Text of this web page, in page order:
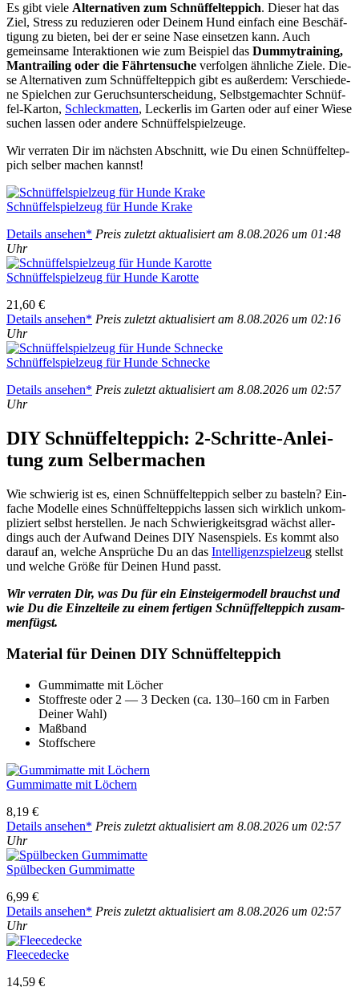
Es gibt vie­le Alter­na­ti­ven zum Schnüf­fel­tep­pich. Die­ser hat das
Ziel, Stress zu redu­zie­ren oder Dei­nem Hund ein­fach eine Beschäf­
ti­gung zu bie­ten, bei der er sei­ne Nase ein­set­zen kann. Auch
gemein­sa­me Inter­ak­tio­nen wie zum Bei­spiel das Dum­my­trai­ning,
Man­trai­ling oder die Fähr­ten­su­che ver­fol­gen ähn­li­che Zie­le. Die­
se Alter­na­ti­ven zum Schnüf­fel­tep­pich gibt es außer­dem: Ver­schie­de­
ne Spiel­chen zur Geruchs­un­ter­schei­dung, Selbst­ge­mach­ter Schnüf­
fel-Kar­ton, Schleck­mat­ten, Lecker­lis im Gar­ten oder auf einer Wie­se
suchen las­sen oder ande­re Schnüf­fel­spiel­zeu­ge.
Wir ver­ra­ten Dir im nächs­ten Abschnitt, wie Du einen Schnüf­fel­tep­
pich sel­ber machen kannst!
Schnüf­fel­spiel­zeug für Hun­de Kra­ke
Details anse­hen* Preis zuletzt aktua­li­siert am 8.08.2026 um 01:48
Uhr
Schnüf­fel­spiel­zeug für Hun­de Karot­te
21,60 €
Details anse­hen* Preis zuletzt aktua­li­siert am 8.08.2026 um 02:16
Uhr
Schnüf­fel­spiel­zeug für Hun­de Schne­cke
Details anse­hen* Preis zuletzt aktua­li­siert am 8.08.2026 um 02:57
Uhr
DIY Schnüf­fel­tep­pich: 2‑Schrit­te-Anlei­
tung zum Sel­ber­ma­chen
Wie schwie­rig ist es, einen Schnüf­fel­tep­pich sel­ber zu bas­teln? Ein­
fa­che Model­le eines Schnüf­fel­tep­pichs las­sen sich wirk­lich unkom­
pli­ziert selbst her­stel­len. Je nach Schwie­rig­keits­grad wächst aller­
dings auch der Auf­wand Dei­nes DIY Nasen­spiels. Es kommt also
dar­auf an, wel­che Ansprü­che Du an das Intel­li­genz­spiel­zeug stellst
und wel­che Grö­ße für Dei­nen Hund passt.
Wir ver­ra­ten Dir, was Du für ein Ein­stei­ger­mo­dell brauchst und
wie Du die Ein­zel­tei­le zu einem fer­ti­gen Schnüf­fel­tep­pich zusam­
men­fügst.
Mate­ri­al für Dei­nen DIY Schnüf­fel­tep­pich
Gum­mi­mat­te mit Löcher
Stoff­res­te oder 2 — 3 Decken (ca. 130–160 cm in Far­ben
Dei­ner Wahl)
Maß­band
Stoff­sche­re
Gum­mi­mat­te mit Löchern
8,19 €
Details anse­hen* Preis zuletzt aktua­li­siert am 8.08.2026 um 02:57
Uhr
Spül­be­cken Gum­mi­mat­te
6,99 €
Details anse­hen* Preis zuletzt aktua­li­siert am 8.08.2026 um 02:57
Uhr
Fleece­de­cke
14,59 €